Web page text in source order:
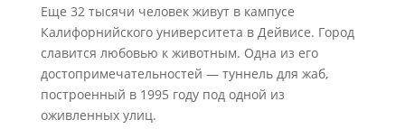
Еще 32 тысячи человек живут в кампусе
Калифорнийского университета в Дейвисе. Город
славится любовью к животным. Одна из его
достопримечательностей — туннель для жаб,
построенный в 1995 году под одной из
оживленных улиц.